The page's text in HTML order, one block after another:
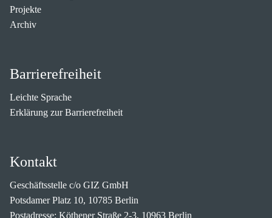
Projekte
Archiv
Barrierefreiheit
Leichte Sprache
Erklärung zur Barrierefreiheit
Kontakt
Geschäftsstelle c/o GIZ GmbH
Potsdamer Platz 10, 10785 Berlin
Postadresse: Köthener Straße 2-3, 10963 Berlin